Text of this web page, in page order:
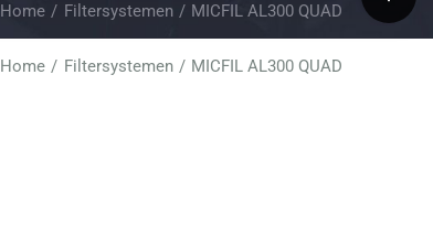
Home Filtersystemen MICFIL AL300 QUAD
Home Filtersystemen MICFIL AL300 QUAD
Sliding